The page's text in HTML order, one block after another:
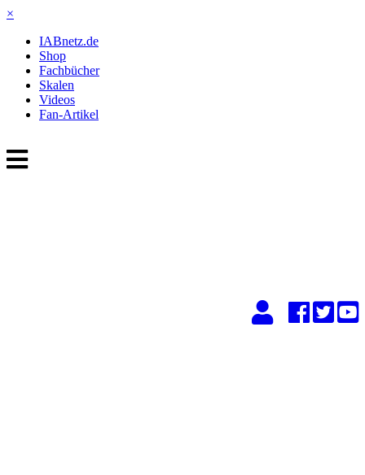
×
IABnetz.de
Shop
Fachbücher
Skalen
Videos
Fan-Artikel